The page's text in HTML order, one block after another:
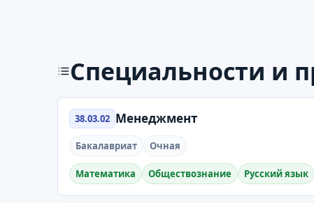
Специальности и
38.03.02 Менеджмент
Бакалавриат Очная
Математика Обществознание Русский язык